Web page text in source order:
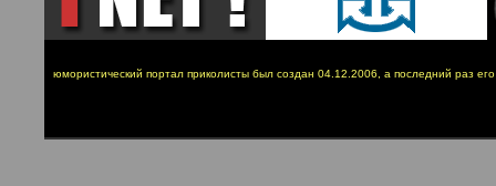
юмористический портал приколисты был создан 04.12.2006, а последний раз